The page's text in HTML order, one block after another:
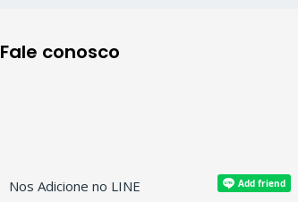
Fale conosco
Nos Adicione no LINE